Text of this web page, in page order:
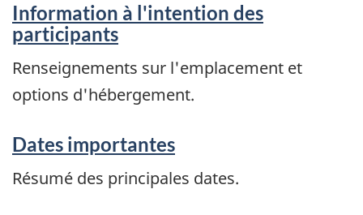
Information à l'intention des
participants
Renseignements sur l'emplacement et
options d'hébergement.
Dates importantes
Résumé des principales dates.